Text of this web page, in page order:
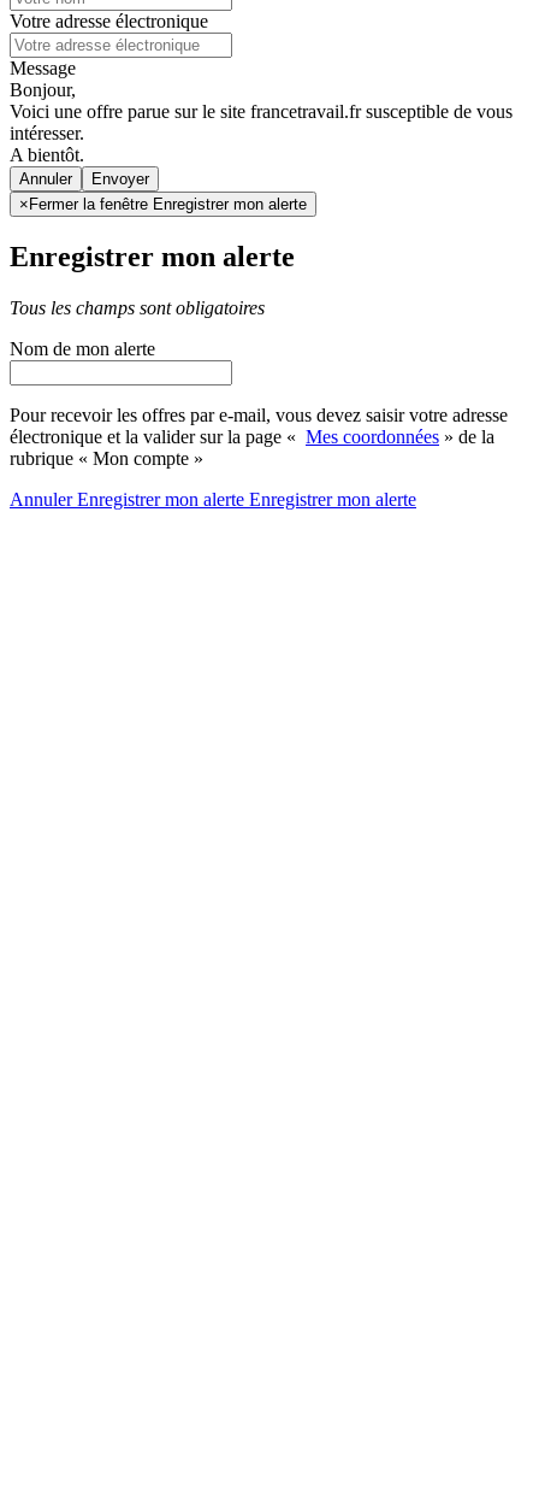
Votre adresse électronique
Message
Bonjour,
Voici une offre parue sur le site francetravail.fr susceptible de vous
intéresser.
A bientôt.
Annuler
× Fermer la fenêtre Enregistrer mon alerte
Enregistrer mon alerte
Tous les champs sont obligatoires
Nom de mon alerte
Pour recevoir les offres par e-mail, vous devez saisir votre adresse
électronique et la valider sur la page « Mes coordonnées » de la
rubrique « Mon compte »
AnnulerEnregistrer mon alerte Enregistrermon alerte